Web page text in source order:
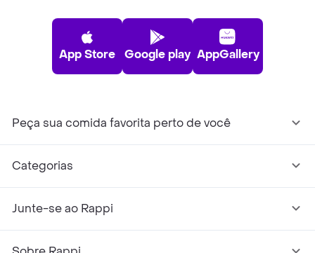
App Store Google play AppGallery
Peça sua comida favorita perto de você
Categorias
Junte-se ao Rappi